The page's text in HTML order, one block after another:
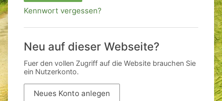
Kennwort vergessen?
Neu auf dieser Webseite?
Fuer den vollen Zugriff auf die Website brauchen Sie
ein Nutzerkonto.
Neues Konto anlegen